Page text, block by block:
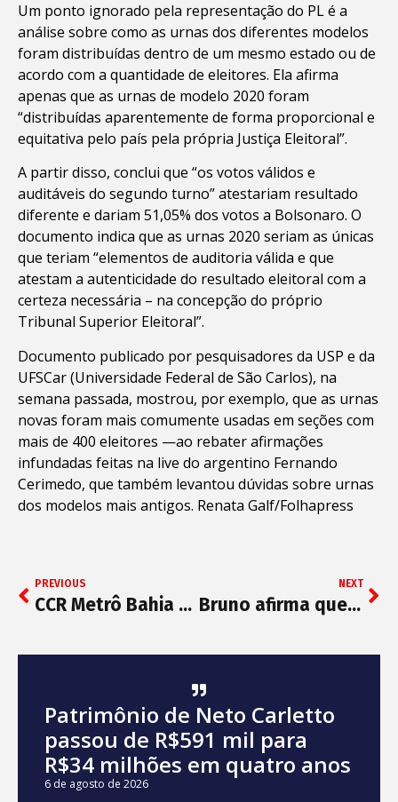
Um ponto ignorado pela representação do PL é a
análise sobre como as urnas dos diferentes modelos
foram distribuídas dentro de um mesmo estado ou de
acordo com a quantidade de eleitores. Ela afirma
apenas que as urnas de modelo 2020 foram
“distribuídas aparentemente de forma proporcional e
equitativa pelo país pela própria Justiça Eleitoral”.
A partir disso, conclui que “os votos válidos e
auditáveis do segundo turno” atestariam resultado
diferente e dariam 51,05% dos votos a Bolsonaro. O
documento indica que as urnas 2020 seriam as únicas
que teriam “elementos de auditoria válida e que
atestam a autenticidade do resultado eleitoral com a
certeza necessária – na concepção do próprio
Tribunal Superior Eleitoral”.
Documento publicado por pesquisadores da USP e da
UFSCar (Universidade Federal de São Carlos), na
semana passada, mostrou, por exemplo, que as urnas
novas foram mais comumente usadas em seções com
mais de 400 eleitores —ao rebater afirmações
infundadas feitas na live do argentino Fernando
Cerimedo, que também levantou dúvidas sobre urnas
dos modelos mais antigos. Renata Galf/Folhapress
PREVIOUS
CCR Metrô Bahia disponibiliza recarga de cartão pelo WhatsApp
NEXT
Bruno afirma que ainda será escolhido nome da base para disputar presidência da Câmara
Patrimônio de Neto Carletto
passou de R$591 mil para
R$34 milhões em quatro anos
6 de agosto de 2026